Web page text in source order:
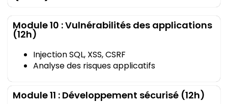
Module 10 : Vulnérabilités des applications
(12h)
Injection SQL, XSS, CSRF
Analyse des risques applicatifs
Module 11 : Développement sécurisé (12h)